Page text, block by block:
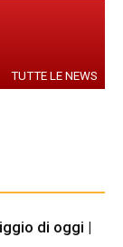
TUTTE LE NEWS
di oggi |